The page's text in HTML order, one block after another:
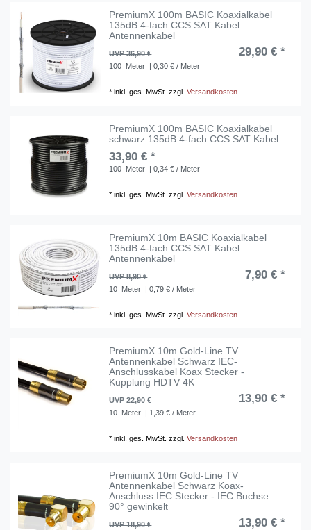
PremiumX 100m BASIC Koaxialkabel
135dB 4-fach CCS SAT Kabel
Antennenkabel
UVP 36,90 € 29,90 € *
100 Meter | 0,30 € / Meter
*inkl. ges. MwSt. zzgl.Versandkosten
PremiumX 100m BASIC Koaxialkabel
schwarz 135dB 4-fach CCS SAT Kabel
33,90 € *
100 Meter | 0,34 € / Meter
*inkl. ges. MwSt. zzgl.Versandkosten
PremiumX 10m BASIC Koaxialkabel
135dB 4-fach CCS SAT Kabel
Antennenkabel
UVP 8,90 € 7,90 € *
10 Meter | 0,79 € / Meter
*inkl. ges. MwSt. zzgl.Versandkosten
PremiumX 10m Gold-Line TV
Antennenkabel Schwarz IEC-
Anschlusskabel Koax Stecker -
Kupplung HDTV 4K
UVP 22,90 € 13,90 € *
10 Meter | 1,39 € / Meter
*inkl. ges. MwSt. zzgl.Versandkosten
PremiumX 10m Gold-Line TV
Antennenkabel Schwarz Koax-
Anschluss IEC Stecker - IEC Buchse
90° gewinkelt
UVP 18,90 € 13,90 € *